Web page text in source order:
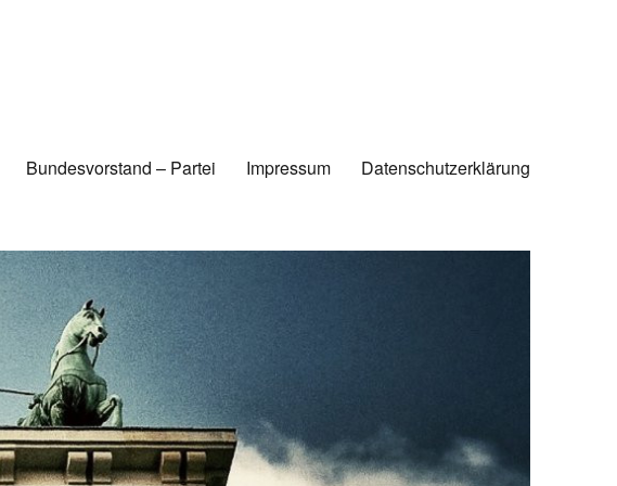
Bundesvorstand – Partei Impressum Datenschutzerklärung